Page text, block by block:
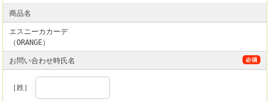
商品名
エスニーカカーデ
（ORANGE）
お問い合わせ時氏名
［姓］